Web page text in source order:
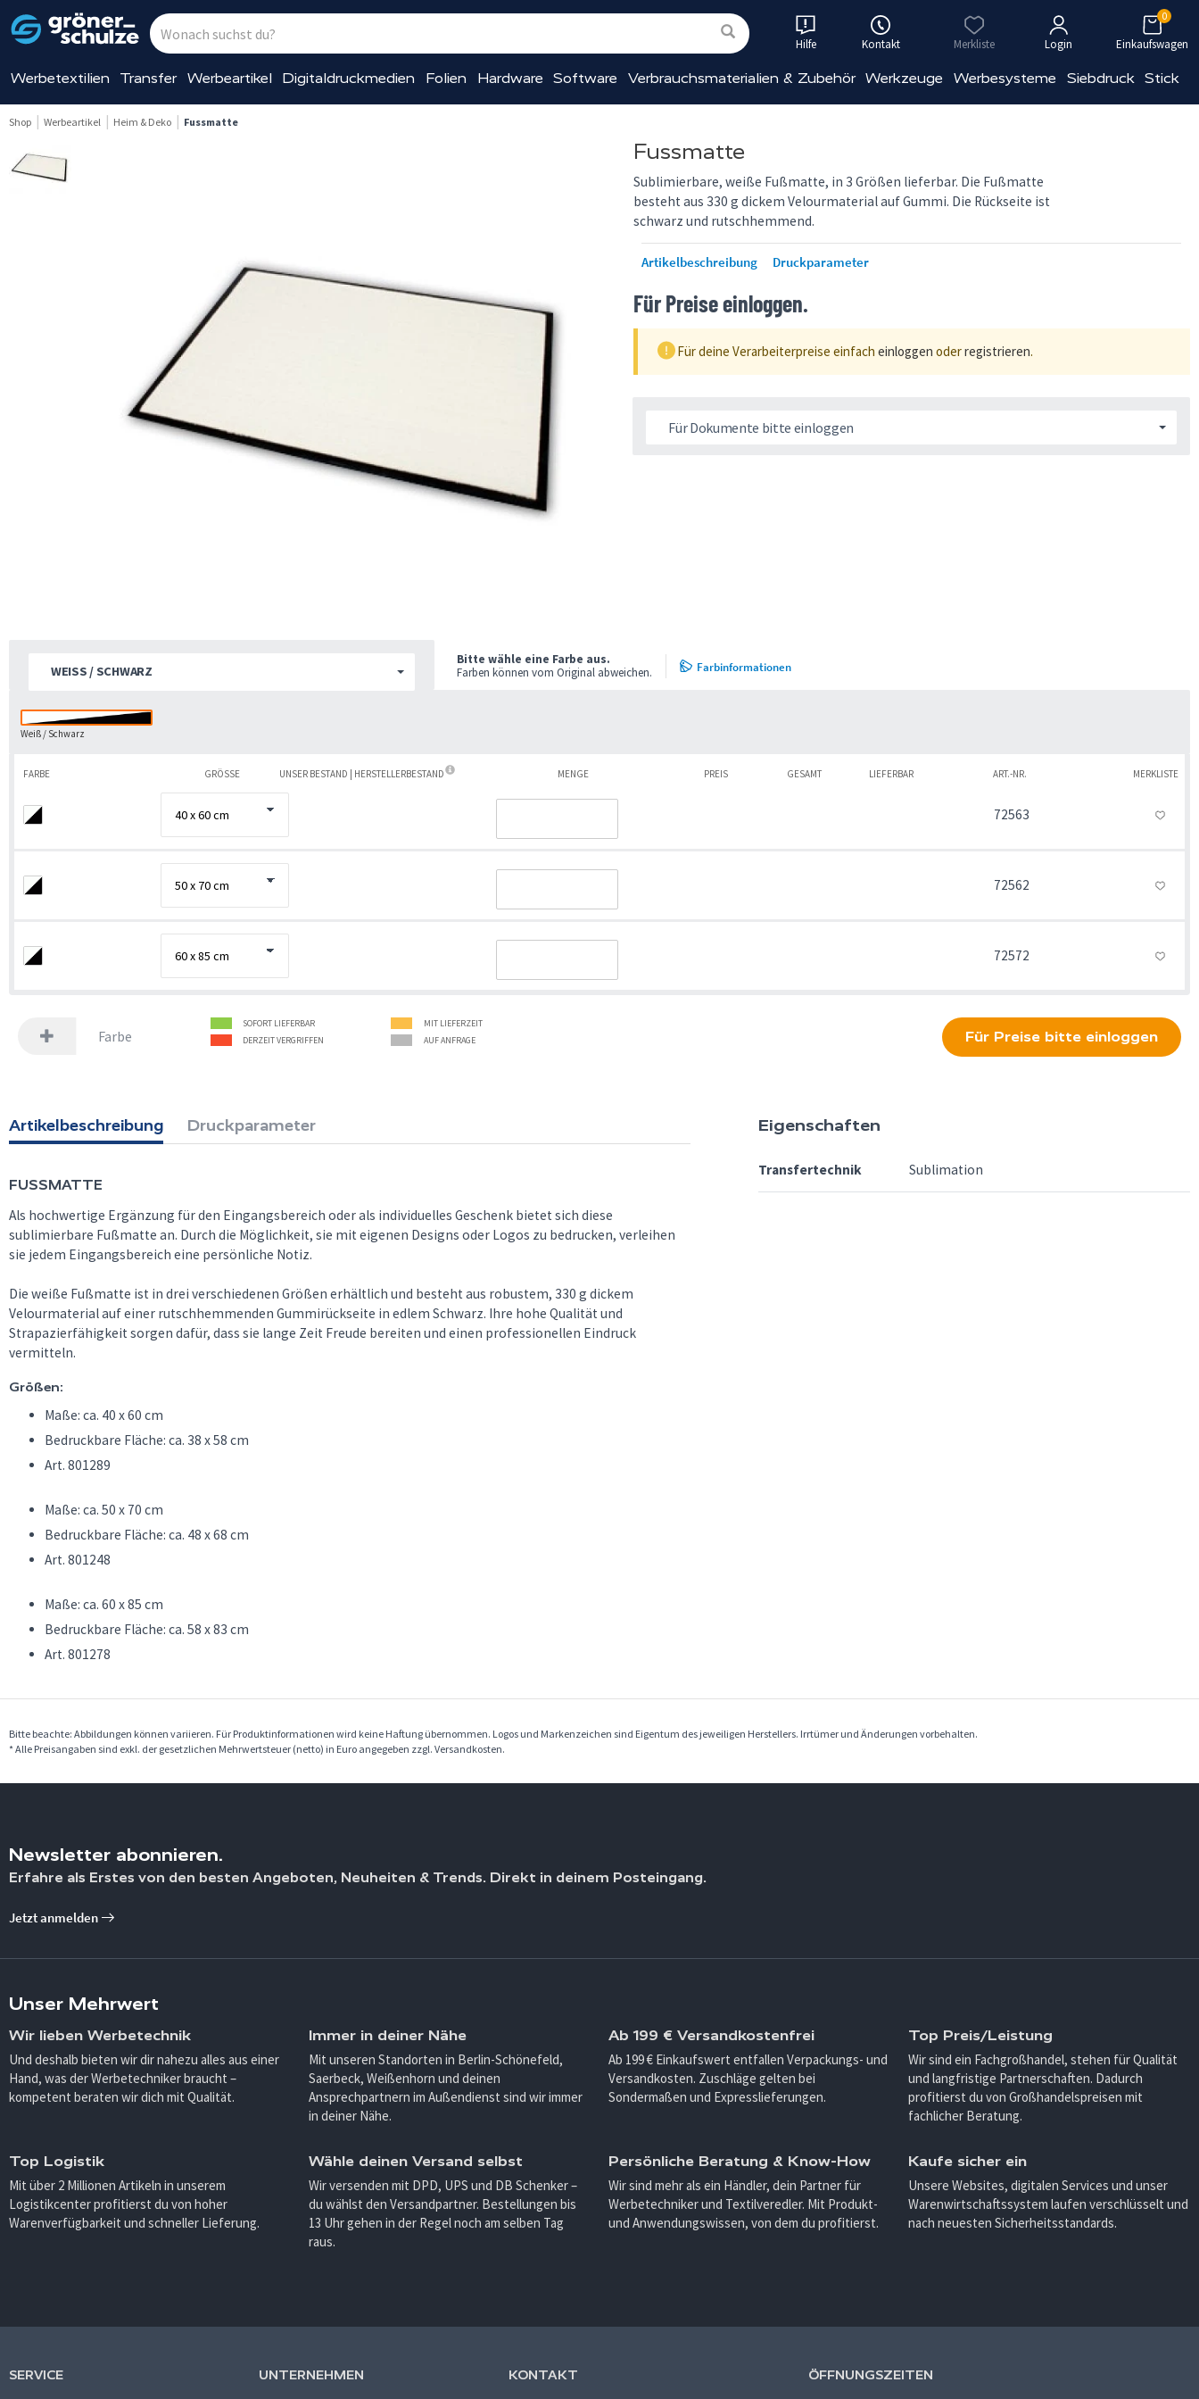
Hilfe Kontakt Merkliste Login Einkaufswagen
0
Werbetextilien Transfer Werbeartikel Digitaldruckmedien Folien Hardware Software Verbrauchsmaterialien & Zubehör Werkzeuge Werbesysteme Siebdruck Stick
Shop Werbeartikel Heim & Deko Fussmatte
Fussmatte
Sublimierbare, weiße Fußmatte, in 3 Größen lieferbar. Die Fußmatte
besteht aus 330 g dickem Velourmaterial auf Gummi. Die Rückseite ist
schwarz und rutschhemmend.
Artikelbeschreibung Druckparameter
Für Preise einloggen.
Für deine Verarbeiterpreise einfach einloggen oderregistrieren.
Für Dokumente bitte einloggen
Weiß / Schwarz
WEISS / SCHWARZ
Bitte wähle eine Farbe aus.
Farben können vom Original abweichen.
Farbinformationen
FARBE GRÖSSE UNSER BESTAND | HERSTELLERBESTAND MENGE PREIS GESAMT LIEFERBAR ART.-NR.
72563
MERKLISTE
72562
72572
Farbe
SOFORT LIEFERBAR
MIT LIEFERZEIT
DERZEIT VERGRIFFEN
AUF ANFRAGE Für Preise bitte einloggen
Artikelbeschreibung Druckparameter
FUSSMATTE
Als hochwertige Ergänzung für den Eingangsbereich oder als individuelles Geschenk bietet sich diese
sublimierbare Fußmatte an. Durch die Möglichkeit, sie mit eigenen Designs oder Logos zu bedrucken, verleihen
sie jedem Eingangsbereich eine persönliche Notiz.
Die weiße Fußmatte ist in drei verschiedenen Größen erhältlich und besteht aus robustem, 330 g dickem
Velourmaterial auf einer rutschhemmenden Gummirückseite in edlem Schwarz. Ihre hohe Qualität und
Strapazierfähigkeit sorgen dafür, dass sie lange Zeit Freude bereiten und einen professionellen Eindruck
vermitteln.
Größen:
Maße: ca. 40 x 60 cm
Bedruckbare Fläche: ca. 38 x 58 cm
Art. 801289
Maße: ca. 50 x 70 cm
Bedruckbare Fläche: ca. 48 x 68 cm
Art. 801248
Maße: ca. 60 x 85 cm
Bedruckbare Fläche: ca. 58 x 83 cm
Art. 801278
Eigenschaften
Transfertechnik Sublimation
Bitte beachte: Abbildungen können variieren. Für Produktinformationen wird keine Haftung übernommen. Logos und Markenzeichen sind Eigentum des jeweiligen Herstellers. Irrtümer und Änderungen vorbehalten.
* Alle Preisangaben sind exkl. der gesetzlichen Mehrwertsteuer (netto) in Euro angegeben zzgl. Versandkosten.
Newsletter abonnieren.
Erfahre als Erstes von den besten Angeboten, Neuheiten & Trends. Direkt in deinem Posteingang.
Jetzt anmelden
Unser Mehrwert
Wir lieben Werbetechnik
Und deshalb bieten wir dir nahezu alles aus einer
Hand, was der Werbetechniker braucht –
kompetent beraten wir dich mit Qualität.
Immer in deiner Nähe
Mit unseren Standorten in Berlin-Schönefeld,
Saerbeck, Weißenhorn und deinen
Ansprechpartnern im Außendienst sind wir immer
in deiner Nähe.
Ab 199 € Versandkostenfrei
Ab 199 € Einkaufswert entfallen Verpackungs- und
Versandkosten. Zuschläge gelten bei
Sondermaßen und Expresslieferungen.
Top Preis/Leistung
Wir sind ein Fachgroßhandel, stehen für Qualität
und langfristige Partnerschaften. Dadurch
profitierst du von Großhandelspreisen mit
fachlicher Beratung.
Top Logistik
Mit über 2 Millionen Artikeln in unserem
Logistikcenter profitierst du von hoher
Warenverfügbarkeit und schneller Lieferung.
Wähle deinen Versand selbst
Wir versenden mit DPD, UPS und DB Schenker –
du wählst den Versandpartner. Bestellungen bis
13 Uhr gehen in der Regel noch am selben Tag
raus.
Persönliche Beratung & Know-How
Wir sind mehr als ein Händler, dein Partner für
Werbetechniker und Textilveredler. Mit Produkt-
und Anwendungswissen, von dem du profitierst.
Kaufe sicher ein
Unsere Websites, digitalen Services und unser
Warenwirtschaftssystem laufen verschlüsselt und
nach neuesten Sicherheitsstandards.
SERVICE UNTERNEHMEN KONTAKT ÖFFNUNGSZEITEN